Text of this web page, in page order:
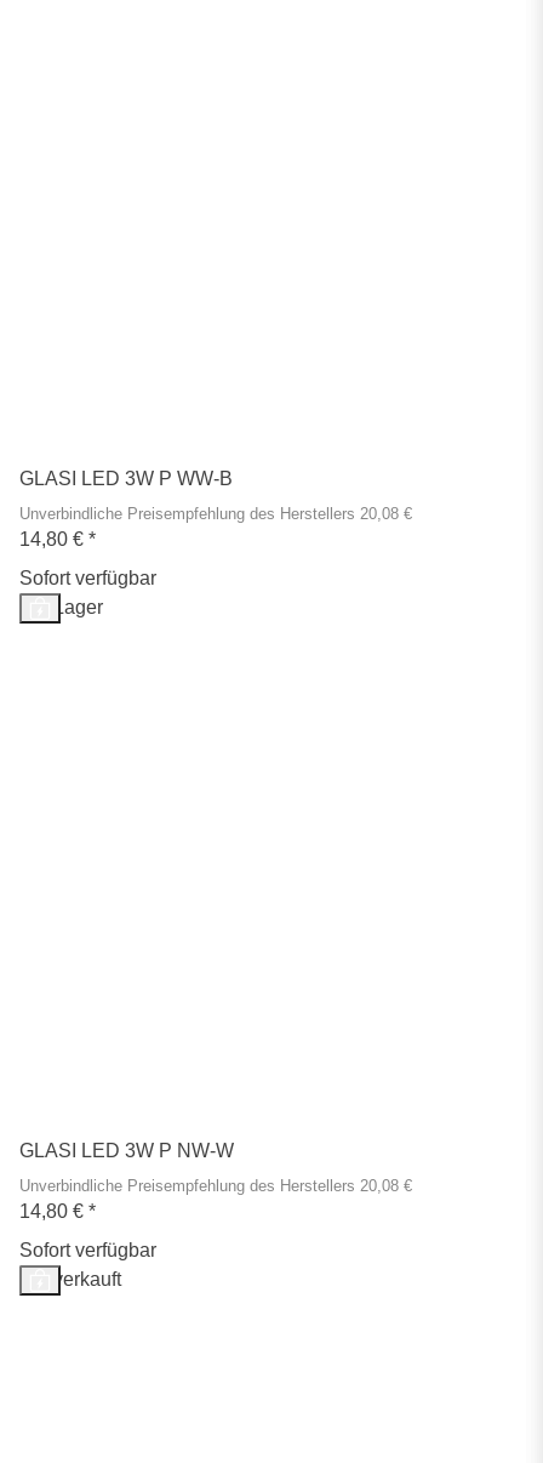
GLASI LED 3W P WW-B
Unverbindliche Preisempfehlung des Herstellers 20,08 €
14,80 € *
Sofort verfügbar
Auf Lager
GLASI LED 3W P NW-W
Unverbindliche Preisempfehlung des Herstellers 20,08 €
14,80 € *
Sofort verfügbar
Ausverkauft